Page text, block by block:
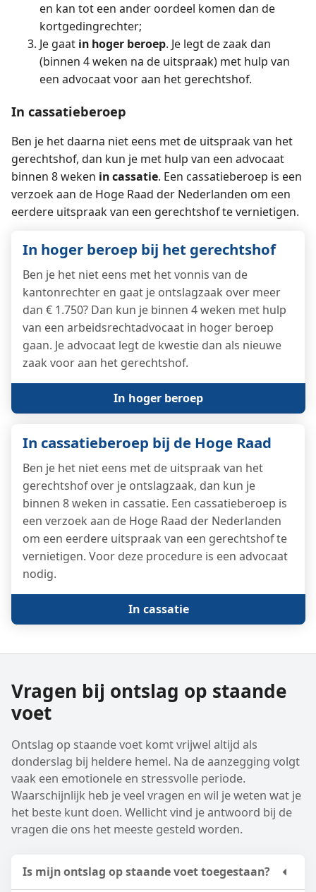
en kan tot een ander oordeel komen dan de
kortgedingrechter;
Je gaat in hoger beroep. Je legt de zaak dan
(binnen 4 weken na de uitspraak) met hulp van
een advocaat voor aan het gerechtshof.
In cassatieberoep
Ben je het daarna niet eens met de uitspraak van het
gerechtshof, dan kun je met hulp van een advocaat
binnen 8 weken in cassatie. Een cassatieberoep is een
verzoek aan de Hoge Raad der Nederlanden om een
eerdere uitspraak van een gerechtshof te vernietigen.
In hoger beroep bij het gerechtshof
Ben je het niet eens met het vonnis van de
kantonrechter en gaat je ontslagzaak over meer
dan € 1.750? Dan kun je binnen 4 weken met hulp
van een arbeidsrechtadvocaat in hoger beroep
gaan. Je advocaat legt de kwestie dan als nieuwe
zaak voor aan het gerechtshof.
In hoger beroep
In cassatieberoep bij de Hoge Raad
Ben je het niet eens met de uitspraak van het
gerechtshof over je ontslagzaak, dan kun je
binnen 8 weken in cassatie. Een cassatieberoep is
een verzoek aan de Hoge Raad der Nederlanden
om een eerdere uitspraak van een gerechtshof te
vernietigen. Voor deze procedure is een advocaat
nodig.
In cassatie
Vragen bij ontslag op staande
voet
Ontslag op staande voet komt vrijwel altijd als
donderslag bij heldere hemel. Na de aanzegging volgt
vaak een emotionele en stressvolle periode.
Waarschijnlijk heb je veel vragen en wil je weten wat je
het beste kunt doen. Wellicht vind je antwoord bij de
vragen die ons het meeste gesteld worden.
Is mijn ontslag op staande voet toegestaan?